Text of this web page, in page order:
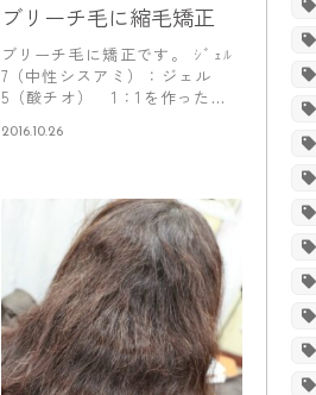
ブリーチ毛に縮毛矯正
ブリーチ毛に矯正です。 ｼﾞｪﾙ
7（中性シスアミ）：ジェル
5（酸チオ） 1：1を作ったら
2016.10.26